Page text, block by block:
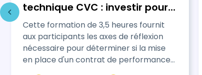
technique CVC : investir pour
économiser
Cette formation de 3,5 heures fournit
aux participants les axes de réflexion
nécessaire pour déterminer si la mise
en place d'un contrat de performance